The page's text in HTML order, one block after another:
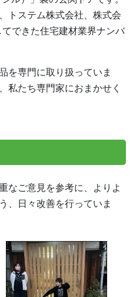
トステム株式会社、株式会
できた住宅建材業界ナンバ
を専門に取り扱っていま
私たち専門家におまかせく
なご意見を参考に、よりよ
、日々改善を行っていま